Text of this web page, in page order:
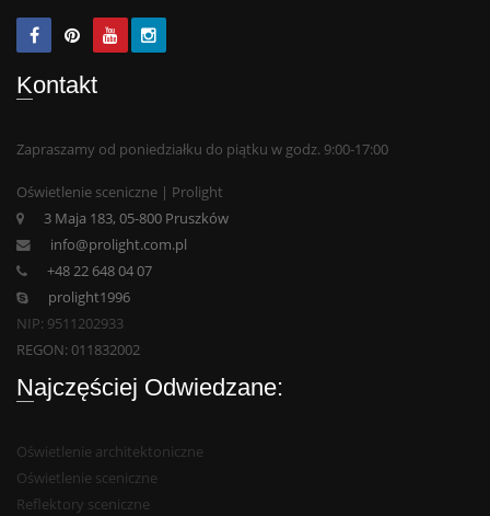
Kontakt
Zapraszamy od poniedziałku do piątku w godz. 9:00-17:00
Oświetlenie sceniczne | Prolight
3 Maja 183, 05-800 Pruszków
info@prolight.com.pl
+48 22 648 04 07
prolight1996
NIP: 9511202933
REGON: 011832002
Najczęściej Odwiedzane:
Oświetlenie architektoniczne
Oświetlenie sceniczne
Reflektory sceniczne